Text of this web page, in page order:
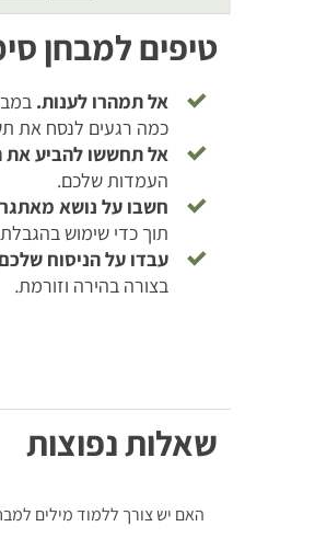
טיפים למבחן
אל תמהרו לענות.
כמה רגעים לנסח את
אל תחששו להביע
העמדות שלכם.
חשבו על נושא
תוך כדי שימוש
עבדו על הניסוח
בצורה בהירה וזורמת.
שאלות נפוצות
האם יש צורך ללמוד מילים